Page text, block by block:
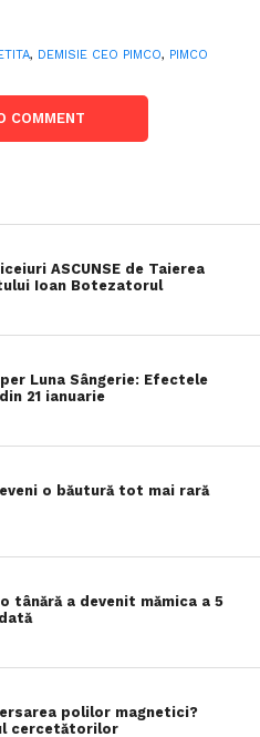
, DEMISIE CEO PIMCO, PIMCO
COMMENT
ASCUNSE de Taierea
Ioan Botezatorul
Luna Sângerie: Efectele
21 ianuarie
o băutură tot mai rară
tânără a devenit mămica a 5
polilor magnetici?
cercetătorilor